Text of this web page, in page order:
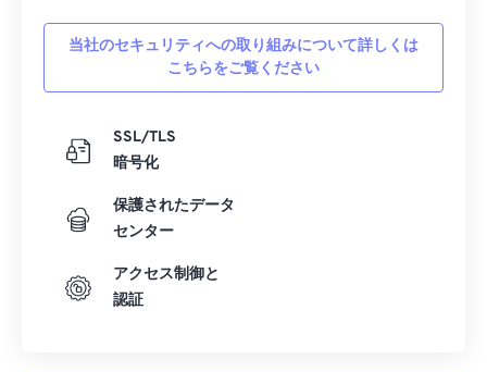
当社のセキュリティへの取り組みについて詳しくは
こちらをご覧ください
SSL/TLS
暗号化
保護されたデータ
センター
アクセス制御と
認証